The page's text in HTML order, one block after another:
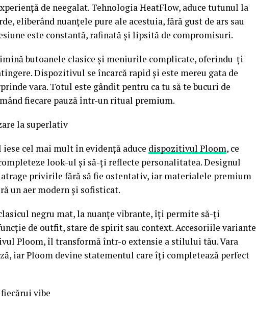
de neegalat. Tehnologia HeatFlow, aduce tutunul la
eliberând nuanțele pure ale acestuia, fără gust de ars sau
este constantă, rafinată și lipsită de compromisuri.
butoanele clasice și meniurile complicate, oferindu-ți
Dispozitivul se încarcă rapid și este mereu gata de
vara. Totul este gândit pentru ca tu să te bucuri de
fiecare pauză într-un ritual premium.
la superlativ
cel mai mult în evidență aduce dispozitivul Ploom, ce
look-ul și să-ți reflecte personalitatea. Designul
privirile fără să fie ostentativ, iar materialele premium
un aer modern și sofisticat.
negru mat, la nuanțe vibrante, îți permite să-ți
de outfit, stare de spirit sau context. Accesoriile variante
Ploom, îl transformă într-o extensie a stilului tău. Vara
iar Ploom devine statementul care îți completează perfect
vibe